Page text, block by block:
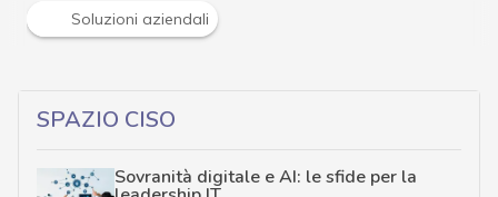
Soluzioni aziendali
SPAZIO CISO
Sovranità digitale e AI: le sfide per la